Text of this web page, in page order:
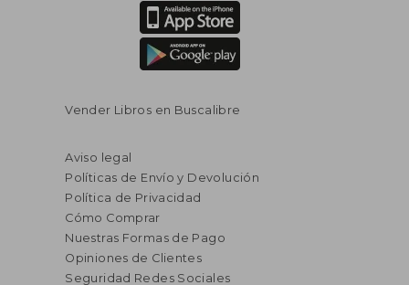
Vender Libros en Buscalibre
Aviso legal
Políticas de Envío y Devolución
Política de Privacidad
Cómo Comprar
Nuestras Formas de Pago
Opiniones de Clientes
Seguridad Redes Sociales